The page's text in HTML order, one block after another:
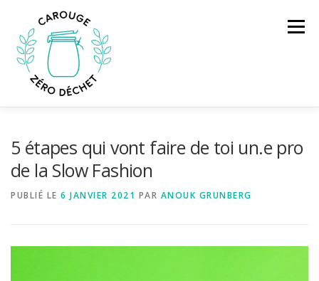
contenu
Menu
5 étapes qui vont faire de toi un.e pro
de la Slow Fashion
PUBLIÉ LE 6 JANVIER 2021 PAR ANOUK GRUNBERG